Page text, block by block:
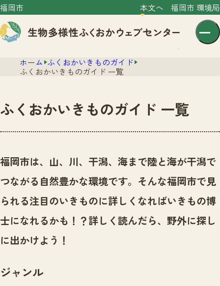
福岡市 本文へ 福岡市 環境局
センター紹介
センター紹介TOP
サイトポリシー
プライバシーポリシー
ニュースTOP
市の取組み
いきものガイド
いきものガイドTOP
注目のいきもの
生物多様性のめぐみ
保全アクション
イベント
いきもの調査隊
調査レポート
マッチング
ホーム ふくおかいきものガイド
ふくおかいきものガイド 一覧
ふくおかいきものガイド 一覧
福岡市は、山、川、干潟、海まで陸と海が干潟で
つながる自然豊かな環境です。 そんな福岡市で見
られる注目のいきものに詳しくなればいきもの博
士になれるかも！？詳しく読んだら、野外に探し
に出かけよう！
ジャンル